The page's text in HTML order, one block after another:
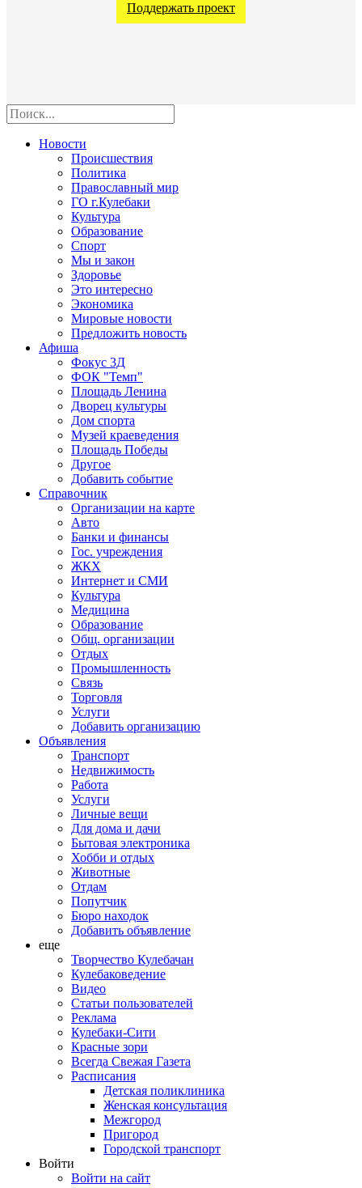
Поддержать проект
Новости
Происшествия
Политика
Православный мир
ГО г.Кулебаки
Культура
Образование
Спорт
Мы и закон
Здоровье
Это интересно
Экономика
Мировые новости
Предложить новость
Афиша
Фокус 3Д
ФОК "Темп"
Площадь Ленина
Дворец культуры
Дом спорта
Музей краеведения
Площадь Победы
Другое
Добавить событие
Справочник
Организации на карте
Авто
Банки и финансы
Гос. учреждения
ЖКХ
Интернет и СМИ
Культура
Медицина
Образование
Общ. организации
Отдых
Промышленность
Связь
Торговля
Услуги
Добавить организацию
Объявления
Транспорт
Недвижимость
Работа
Услуги
Личные вещи
Для дома и дачи
Бытовая электроника
Хобби и отдых
Животные
Отдам
Попутчик
Бюро находок
Добавить объявление
еще
Творчество Кулебачан
Кулебаковедение
Видео
Статьи пользователей
Реклама
Кулебаки-Сити
Красные зори
Всегда Свежая Газета
Расписания
Детская поликлиника
Женская консультация
Межгород
Пригород
Городской транспорт
Войти
Войти на сайт